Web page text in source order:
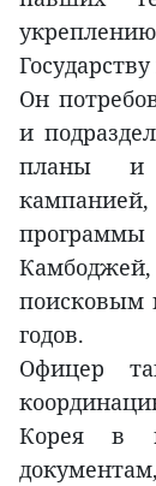
Он
и
планы и
поисковым
годов.
Офицер
Корея в